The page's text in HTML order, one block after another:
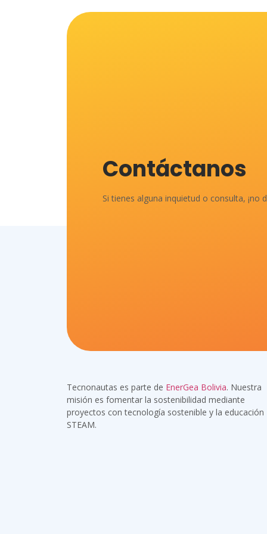
Contáctanos
Si tienes alguna inquietud o consulta, ¡no
Tecnonautas es parte de EnerGea Bolivia. Nuestra
misión es fomentar la sostenibilidad mediante
proyectos con tecnología sostenible y la educación
STEAM.